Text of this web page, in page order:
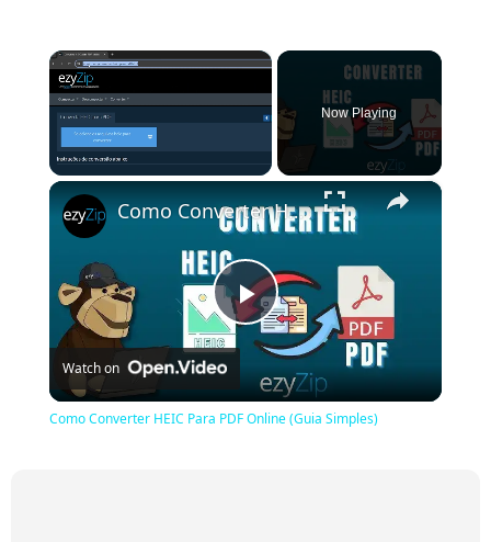
×
Now Playing
×
Play
Video
Como Converter HEIC Para PDF Online (Guia Simples)
Watch on
Como Converter HEIC Para PDF Online (Guia Simples)